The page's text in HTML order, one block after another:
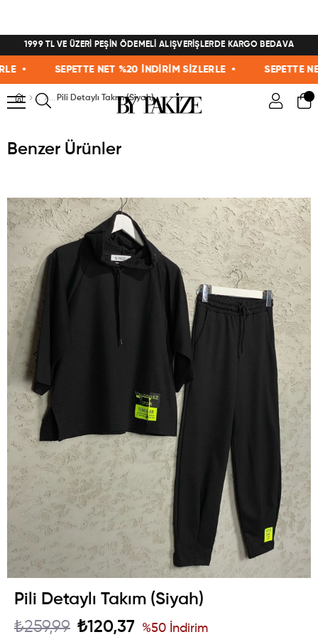
1999 TL VE ÜZERİ PEŞİN ÖDEMELİ ALIŞVERİŞLERDE KARGO BEDAVA
• SEPETTE NET %20 İNDİRİM SİZLERLE • SEPETTE NET
Pili Detaylı Takım (Siyah)
Benzer Ürünler
Pili Detaylı Takım (Siyah)
₺259,99 ₺120,37 %50 İndirim